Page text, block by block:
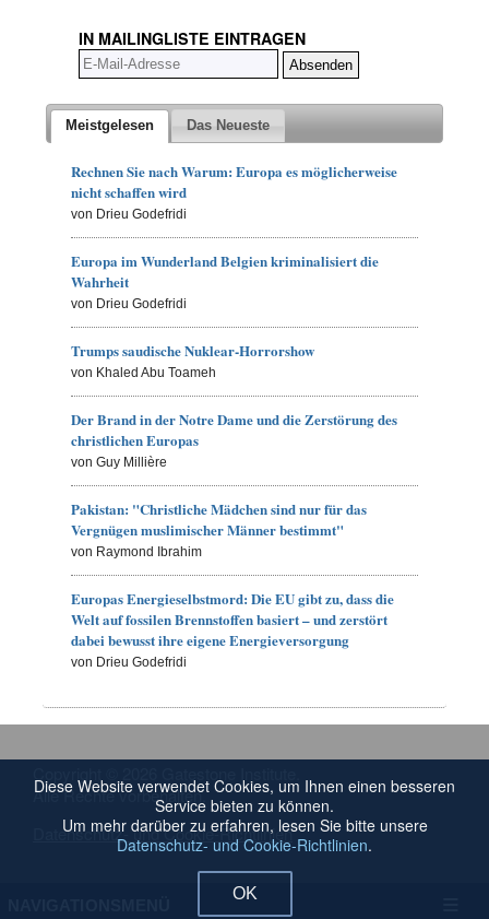
IN MAILINGLISTE EINTRAGEN
Meistgelesen Das Neueste
Rechnen Sie nach Warum: Europa es möglicherweise
nicht schaffen wird
von Drieu Godefridi
Europa im Wunderland Belgien kriminalisiert die
Wahrheit
von Drieu Godefridi
Trumps saudische Nuklear-Horrorshow
von Khaled Abu Toameh
Der Brand in der Notre Dame und die Zerstörung des
christlichen Europas
von Guy Millière
Pakistan: "Christliche Mädchen sind nur für das
Vergnügen muslimischer Männer bestimmt"
von Raymond Ibrahim
Europas Energieselbstmord: Die EU gibt zu, dass die
Welt auf fossilen Brennstoffen basiert – und zerstört
dabei bewusst ihre eigene Energieversorgung
von Drieu Godefridi
Alle Rechte vorbehalten.
Datenschutz- und Cookie-Richtlinien
Diese Website verwendet Cookies, um Ihnen einen besseren
Service bieten zu können.
Um mehr darüber zu erfahren, lesen Sie bitte unsere
Datenschutz- und Cookie-Richtlinien.
OK